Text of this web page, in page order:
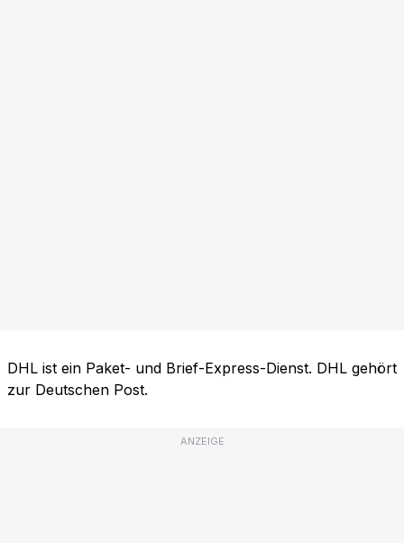
DHL ist ein Paket- und Brief-Express-Dienst. DHL gehört
zur Deutschen Post.
ANZEIGE